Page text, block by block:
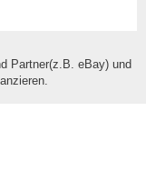
Partner(z.B. eBay) und